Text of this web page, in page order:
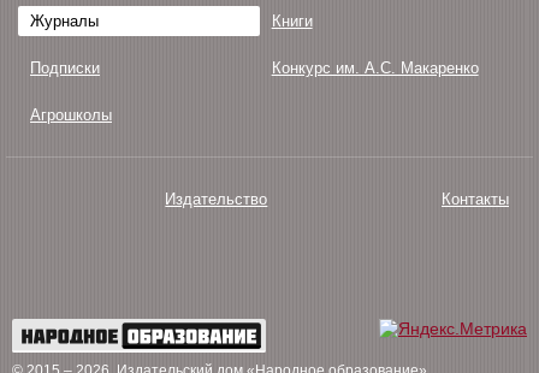
Журналы Книги
Подписки Конкурс им. А.С. Макаренко
Агрошколы
Издательство Контакты